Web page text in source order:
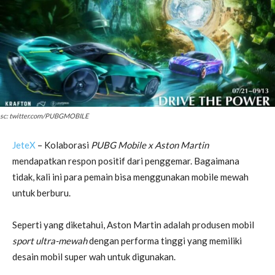
sc: twitter.com/PUBGMOBILE
JeteX – Kolaborasi PUBG Mobile x Aston Martin
mendapatkan respon positif dari penggemar. Bagaimana
tidak, kali ini para pemain bisa menggunakan mobile mewah
untuk berburu.
Seperti yang diketahui, Aston Martin adalah produsen mobil
sport ultra-mewahdengan performa tinggi yang memiliki
desain mobil super wah untuk digunakan.